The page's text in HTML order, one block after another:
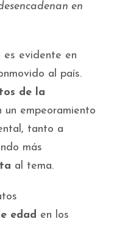
en
es evidente en
al país.
de la
un empeoramiento
tanto a
más
al tema.
edad en los